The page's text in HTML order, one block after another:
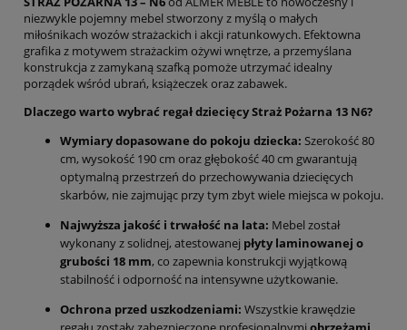
niezwykle pojemny mebel stworzony z myślą o małych
miłośnikach wozów strażackich i akcji ratunkowych. Efektowna
grafika z motywem strażackim ożywi wnętrze, a przemyślana
konstrukcja z zamykaną szafką pomoże utrzymać idealny
porządek wśród ubrań, książeczek oraz zabawek.
Dlaczego warto wybrać regał dziecięcy Straż Pożarna 13 N6?
Wymiary dopasowane do pokoju dziecka: Szerokość 80
cm, wysokość 190 cm oraz głębokość 40 cm gwarantują
optymalną przestrzeń do przechowywania dziecięcych
skarbów, nie zajmując przy tym zbyt wiele miejsca w pokoju.
Najwyższa jakość i trwałość na lata: Mebel został
wykonany z solidnej, atestowanej płyty laminowanej o
grubości 18 mm, co zapewnia konstrukcji wyjątkową
stabilność i odporność na intensywne użytkowanie.
Ochrona przed uszkodzeniami: Wszystkie krawędzie